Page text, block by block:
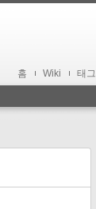
홈 Wiki 태그